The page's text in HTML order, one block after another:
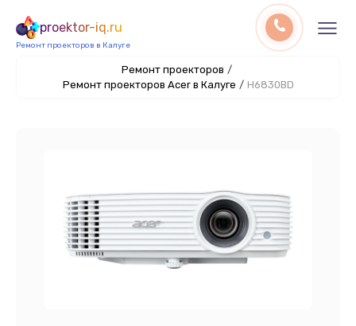
proektor-iq.ru
Ремонт проекторов в Калуге
Ремонт проекторов /
Ремонт проекторов Acer в Калуге / H6830BD